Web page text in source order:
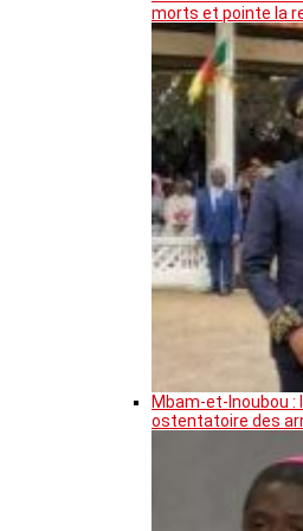
morts et pointe la
Mbam-et-Inoubou
ostentatoire des